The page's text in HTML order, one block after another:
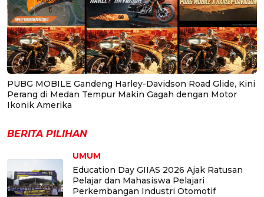
PUBG MOBILE Gandeng Harley-Davidson Road Glide, Kini
Perang di Medan Tempur Makin Gagah dengan Motor
Ikonik Amerika
BERITA PILIHAN
UMUM
Education Day GIIAS 2026 Ajak Ratusan
Pelajar dan Mahasiswa Pelajari
Perkembangan Industri Otomotif